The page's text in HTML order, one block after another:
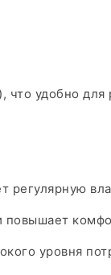
что удобно для
регулярную
повышает
уровня